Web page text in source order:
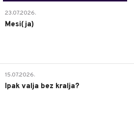
23.07.2026.
Mesi(ja)
15.07.2026.
Ipak valja bez kralja?